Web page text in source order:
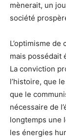
mènerait, un
société
L’optimisme
mais possédait
La conviction
l’histoire, que
que le
nécessaire de
longtemps une
les énergies